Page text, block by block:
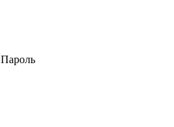
Пароль